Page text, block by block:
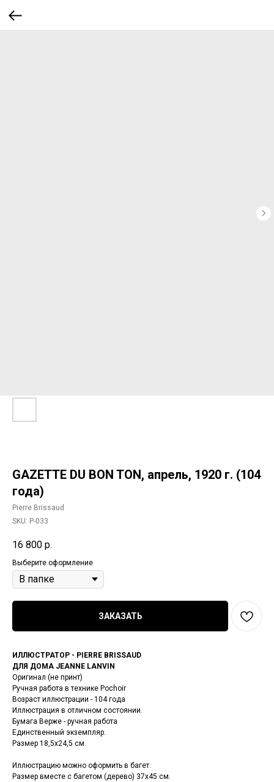
GAZETTE DU BON TON, апрель, 1920 г. (104
года)
Pierre Brissaud
SKU: P-033
16 800 р.
Выберите оформление
ЗАКАЗАТЬ
ИЛЛЮСТРАТОР - PIERRE BRISSAUD
ДЛЯ ДОМА JEANNE LANVIN
Оригинал (не принт)
Ручная работа в технике Pochoir
Возраст иллюстрации - 104 года
Иллюстрация в отличном состоянии.
Бумага Верже - ручная работа
Единственный экземпляр.
Размер 18,5х24,5 см.
Иллюстрацию можно оформить в багет.
Размер вместе с багетом (дерево) 37х45 см.